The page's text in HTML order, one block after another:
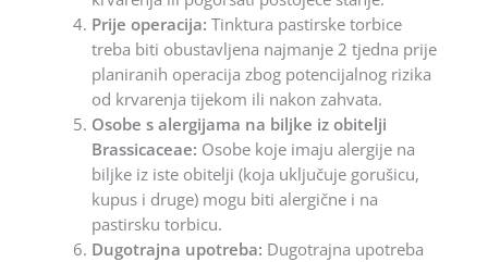
Prije operacija: Tinktura pastirske torbice
treba biti obustavljena najmanje 2 tjedna prije
planiranih operacija zbog potencijalnog rizika
od krvarenja tijekom ili nakon zahvata.
Osobe s alergijama na biljke iz obitelji
Brassicaceae: Osobe koje imaju alergije na
biljke iz iste obitelji (koja uključuje gorušicu,
kupus i druge) mogu biti alergične i na
pastirsku torbicu.
Dugotrajna upotreba: Dugotrajna upotreba